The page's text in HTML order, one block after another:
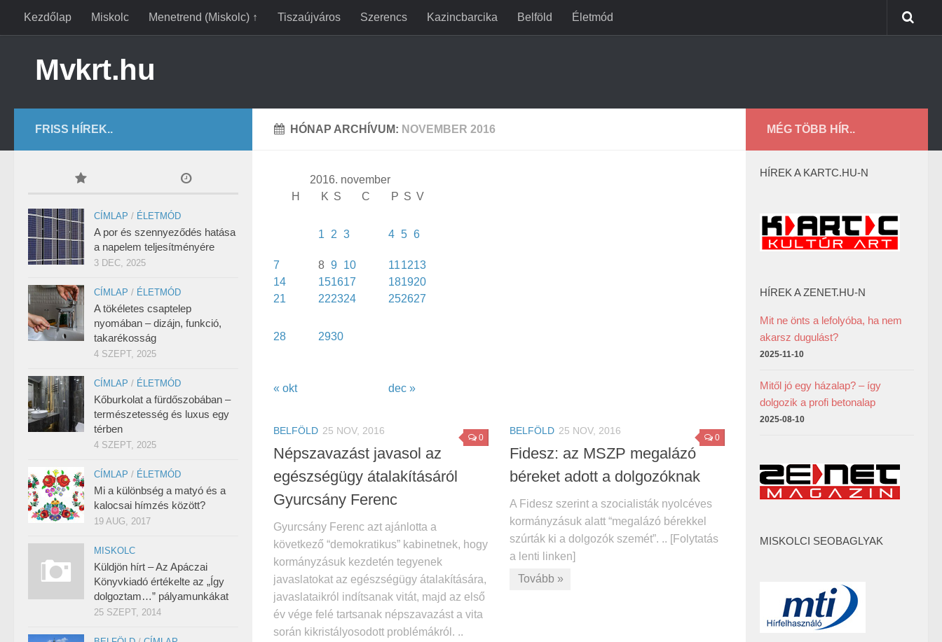
Kezdőlap Miskolc Menetrend (Miskolc) ↑ Tiszaújváros Szerencs Kazincbarcika Belföld Életmód
Mvkrt.hu
HÓNAP ARCHÍVUM: NOVEMBER 2016
2016. november
H
K S C P S V
« okt dec »
1 2 3 4 5 6
7 8 9 10 111213
14
151617 181920
21
222324 252627
28 2930
0
BELFÖLD 25 NOV, 2016
Népszavazást javasol az
egészségügy átalakításáról
Gyurcsány Ferenc
Gyurcsány Ferenc azt ajánlotta a
következő “demokratikus” kabinetnek, hogy
kormányzásuk kezdetén tegyenek
javaslatokat az egészségügy átalakítására,
javaslataikról indítsanak vitát, majd az első
év vége felé tartsanak népszavazást a vita
során kikristályosodott problémákról. ..
0
BELFÖLD 25 NOV, 2016
Fidesz: az MSZP megalázó
béreket adott a dolgozóknak
A Fidesz szerint a szocialisták nyolcéves
kormányzásuk alatt “megalázó bérekkel
szúrták ki a dolgozók szemét”. .. [Folytatás
a lenti linken]
Tovább »
FRISS HÍREK..
CÍMLAP / ÉLETMÓD
A por és szennyeződés hatása
a napelem teljesítményére
3 DEC, 2025
CÍMLAP / ÉLETMÓD
A tökéletes csaptelep
nyomában – dizájn, funkció,
takarékosság
4 SZEPT, 2025
CÍMLAP / ÉLETMÓD
Kőburkolat a fürdőszobában –
természetesség és luxus egy
térben
4 SZEPT, 2025
CÍMLAP / ÉLETMÓD
Mi a különbség a matyó és a
kalocsai hímzés között?
19 AUG, 2017
MISKOLC
Küldjön hírt – Az Apáczai
Könyvkiadó értékelte az „Így
dolgoztam…” pályamunkákat
25 SZEPT, 2014
MÉG TÖBB HÍR..
HÍREK A KARTC.HU-N
HÍREK A ZENET.HU-N
Mit ne önts a lefolyóba, ha nem
akarsz dugulást?
2025-11-10
Mitől jó egy házalap? – így
dolgozik a profi betonalap
2025-08-10
MISKOLCI SEOBAGLYAK